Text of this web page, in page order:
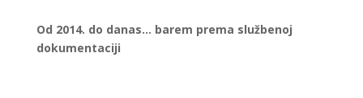
Od 2014. do danas… barem prema službenoj
dokumentaciji